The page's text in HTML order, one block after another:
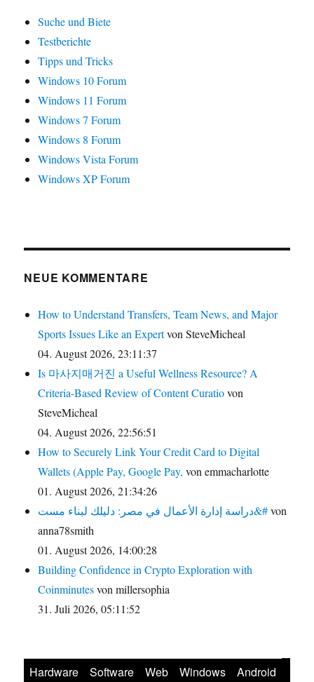
Suche und Biete
Testberichte
Tipps und Tricks
Windows 10 Forum
Windows 11 Forum
Windows 7 Forum
Windows 8 Forum
Windows Vista Forum
Windows XP Forum
NEUE KOMMENTARE
How to Understand Transfers, Team News, and Major
Sports Issues Like an Expertvon SteveMicheal
04. August 2026, 23:11:37
Is 마사지매거진 a Useful Wellness Resource? A
Criteria-Based Review of Content Curatiovon
SteveMicheal
04. August 2026, 22:56:51
How to Securely Link Your Credit Card to Digital
Wallets (Apple Pay, Google Pay, von emmacharlotte
01. August 2026, 21:34:26
دراسة إدارة الأعمال في مصر: دليلك لبناء مست&#von
anna78smith
01. August 2026, 14:00:28
Building Confidence in Crypto Exploration with
Coinminutesvon millersophia
31. Juli 2026, 05:11:52
Hardware Software Web Windows Android